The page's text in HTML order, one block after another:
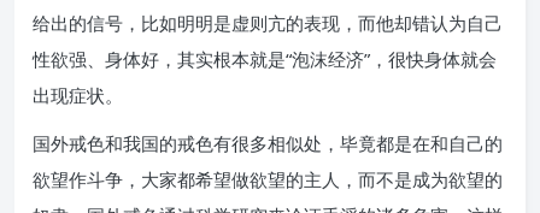
给出的信号，比如明明是虚则亢的表现，而他却错认为自己
性欲强、身体好，其实根本就是“泡沫经济”，很快身体就会
出现症状。
国外戒色和我国的戒色有很多相似处，毕竟都是在和自己的
欲望作斗争，大家都希望做欲望的主人，而不是成为欲望的